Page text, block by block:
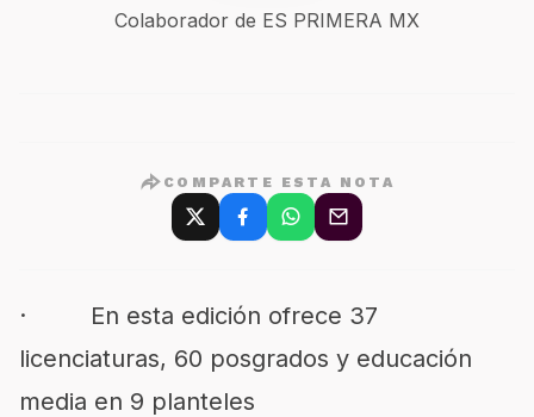
Colaborador de ES PRIMERA MX
COMPARTE ESTA NOTA
· En esta edición ofrece 37
licenciaturas, 60 posgrados y educación
media en 9 planteles